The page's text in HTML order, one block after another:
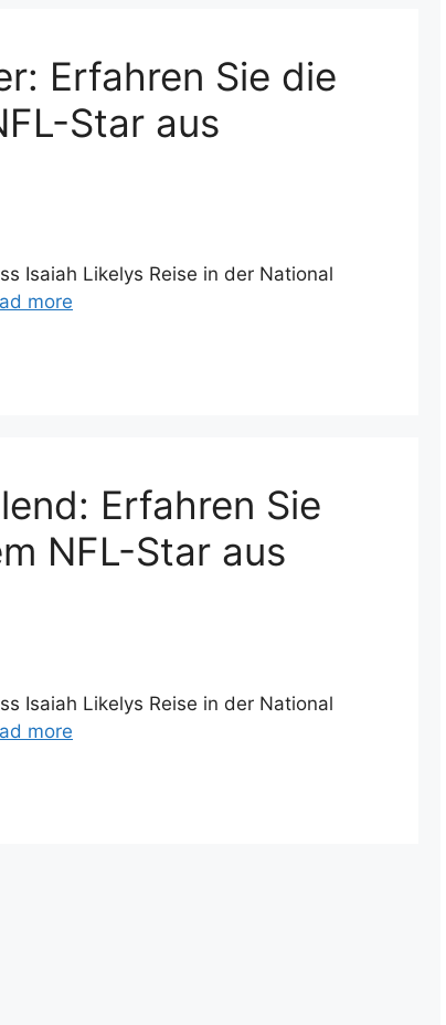
Erfahren Sie die
Star aus
Isaiah Likelys Reise in der National
more
Erfahren Sie
NFL-Star aus
Isaiah Likelys Reise in der National
more